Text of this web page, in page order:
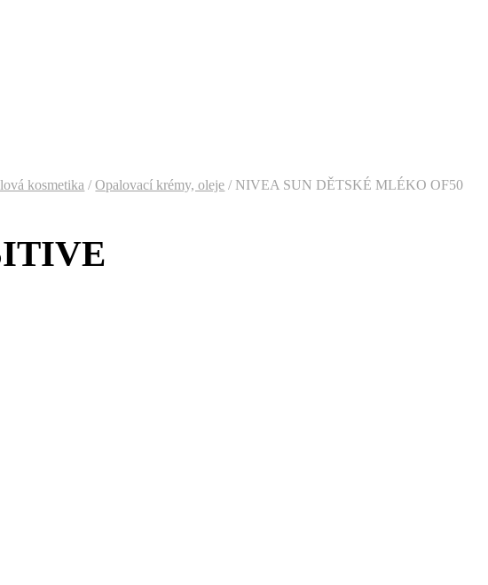
kosmetika / Opalovací krémy, oleje /NIVEA SUN DĚTSKÉ MLÉKO OF50